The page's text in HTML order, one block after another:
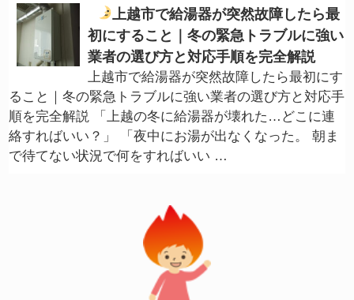
上越市で給湯器が突然故障したら最
初にすること｜冬の緊急トラブルに強い
業者の選び方と対応手順を完全解説
上越市で給湯器が突然故障したら最初にす
ること｜冬の緊急トラブルに強い業者の選び方と対応手
順を完全解説 「上越の冬に給湯器が壊れた…どこに連
絡すればいい？」 「夜中にお湯が出なくなった。 朝ま
で待てない状況で何をすればいい …